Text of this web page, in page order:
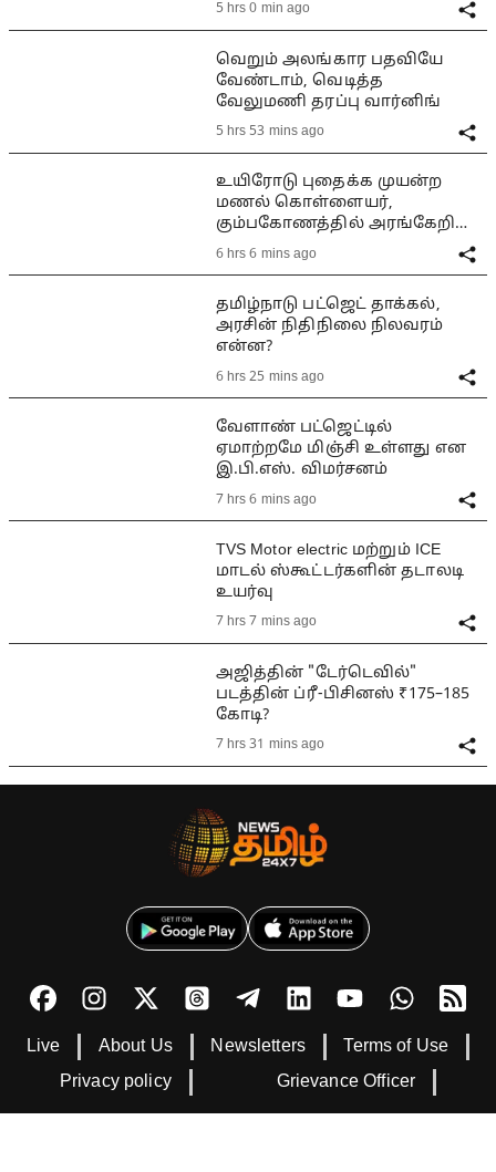
5 hrs 0 min ago
வெறும் அலங்கார பதவியே
வேண்டாம், வெடித்த
வேலுமணி தரப்பு வார்னிங்
5 hrs 53 mins ago
உயிரோடு புதைக்க முயன்ற
மணல் கொள்ளையர்,
கும்பகோணத்தில் அரங்கேறிய
பயங்கரம்
6 hrs 6 mins ago
தமிழ்நாடு பட்ஜெட் தாக்கல்,
அரசின் நிதிநிலை நிலவரம்
என்ன?
6 hrs 25 mins ago
வேளாண் பட்ஜெட்டில்
ஏமாற்றமே மிஞ்சி உள்ளது என
இ.பி.எஸ். விமர்சனம்
7 hrs 6 mins ago
TVS Motor electric மற்றும் ICE
மாடல் ஸ்கூட்டர்களின் தடாலடி
உயர்வு
7 hrs 7 mins ago
அஜித்தின் "டேர்டெவில்"
படத்தின் ப்ரீ-பிசினஸ் ₹175–185
கோடி?
7 hrs 31 mins ago
Live About Us Newsletters
Terms of Use
Privacy policy
Grievance Officer